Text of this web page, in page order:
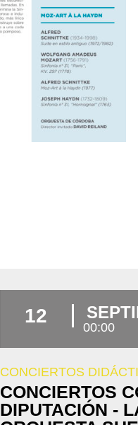
12
00:00
CONCIERTOS
CONCIERTOS
DIPUTACIÓN -